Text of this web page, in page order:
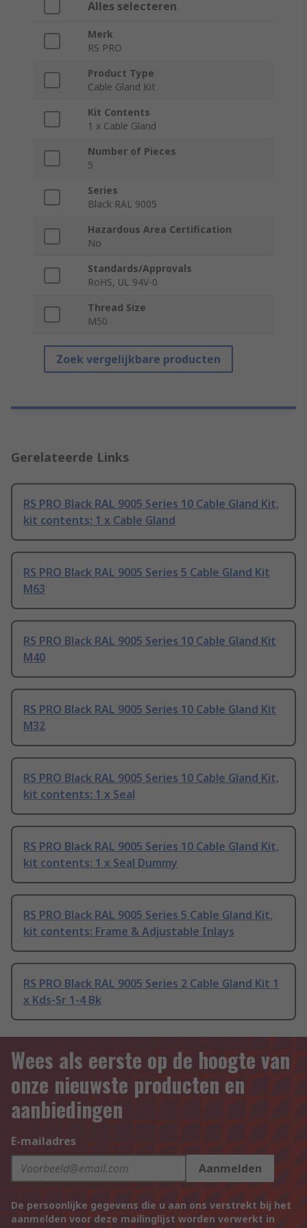
Alles selecteren
Merk
RS PRO
Product Type
Cable Gland Kit
Kit Contents
1 x Cable Gland
Number of Pieces
5
Series
Black RAL 9005
Hazardous Area Certification
No
Standards/Approvals
RoHS, UL 94V-0
Thread Size
M50
Zoek vergelijkbare producten
Gerelateerde Links
RS PRO Black RAL 9005 Series 10 Cable Gland Kit,
kit contents: 1 x Cable Gland
RS PRO Black RAL 9005 Series 5 Cable Gland Kit
M63
RS PRO Black RAL 9005 Series 10 Cable Gland Kit
M40
RS PRO Black RAL 9005 Series 10 Cable Gland Kit
M32
RS PRO Black RAL 9005 Series 10 Cable Gland Kit,
kit contents: 1 x Seal
RS PRO Black RAL 9005 Series 10 Cable Gland Kit,
kit contents: 1 x Seal Dummy
RS PRO Black RAL 9005 Series 5 Cable Gland Kit,
kit contents: Frame & Adjustable Inlays
RS PRO Black RAL 9005 Series 2 Cable Gland Kit 1
x Kds-Sr 1-4 Bk
Wees als eerste op de hoogte van
onze nieuwste producten en
aanbiedingen
E-mailadres
Aanmelden
De persoonlijke gegevens die u aan ons verstrekt bij het
aanmelden voor deze mailinglijst worden verwerkt in